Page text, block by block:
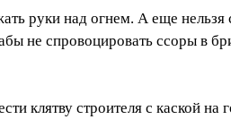
руки над огнем. А еще нельзя
не спровоцировать ссоры в
клятву строителя с каской на